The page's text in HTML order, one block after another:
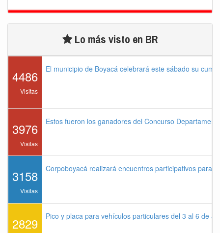
Lo más visto en BR
4486
Visitas
El municipio de Boyacá celebrará este sábado su
3976
Visitas
Estos fueron los ganadores del Concurso
3158
Visitas
Corpoboyacá realizará encuentros participativos para
2829 Pico y placa para vehículos particulares del 3 al 6 de